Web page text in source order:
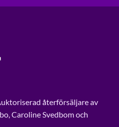
återförsäljare av
Caroline Svedbom och